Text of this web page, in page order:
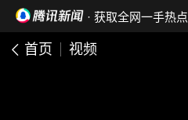
· 获取全网一手热点
首页 视频